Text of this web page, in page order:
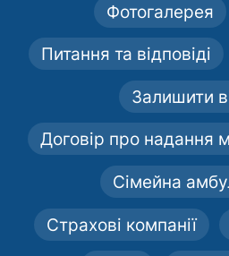
Фотогалерея
Питання та відповіді
Залишити
Договір про надання
Сімейна
Страхові компанії